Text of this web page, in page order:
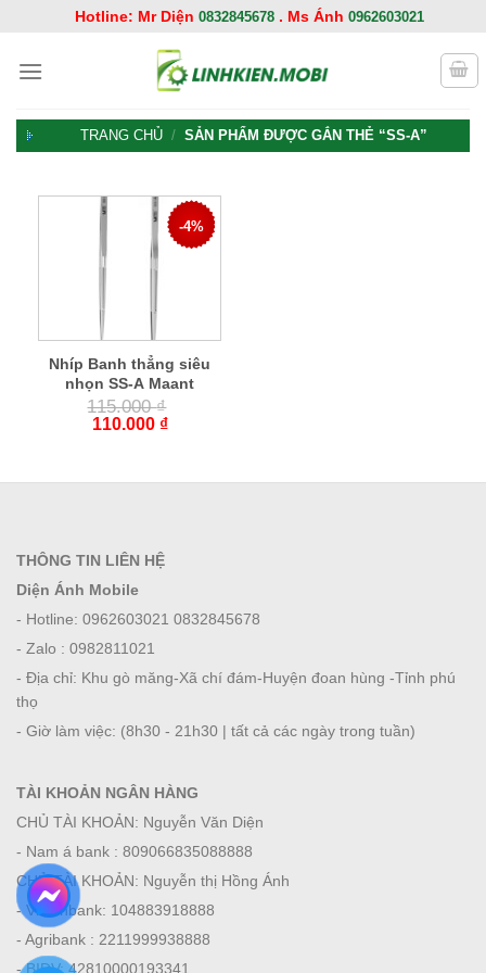
nội
Hotline: Mr Diện 0832845678. Ms Ánh 0962603021
TRANG CHỦ / SẢN PHẨM ĐƯỢC GẮN THẺ “SS-A”
-4%
Nhíp Banh thẳng siêu
nhọn SS-A Maant
115.000₫
110.000 ₫
THÔNG TIN LIÊN HỆ
Diện Ánh Mobile
- Hotline: 0962603021 0832845678
- Zalo : 0982811021
- Địa chỉ: Khu gò măng-Xã chí đám-Huyện đoan hùng -Tỉnh phú
thọ
- Giờ làm việc: (8h30 - 21h30 | tất cả các ngày trong tuần)
TÀI KHOẢN NGÂN HÀNG
CHỦ TÀI KHOẢN: Nguyễn Văn Diện
- Nam á bank : 809066835088888
CHỦ TÀI KHOẢN: Nguyễn thị Hồng Ánh
- Viettinbank: 104883918888
- Agribank : 2211999938888
- BIDV: 42810000193341